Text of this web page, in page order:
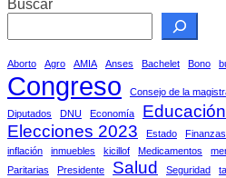
Buscar
Aborto Agro AMIA Anses Bachelet Bono
Congreso Consejo de la
Diputados
DNU Economía Educación
Elecciones 2023 Estado Finanzas
inflación
inmuebles kicillof Medicamentos
Paritarias
Presidente Salud Seguridad